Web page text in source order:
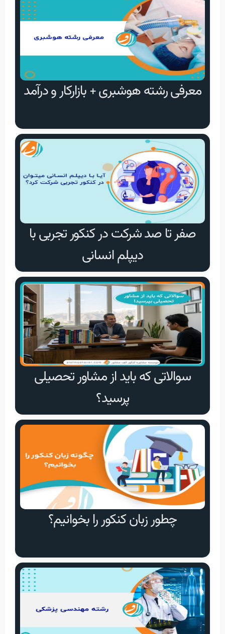
معرفی رشته هوشبری + بازارکار و درآمد
صفر تا صد شرکت در کنکور تجربی با
دیپلم انسانی
سوالاتی که باید از مشاور تحصیلی
پرسید؟
چطور زبان کنکور را بخوانیم؟